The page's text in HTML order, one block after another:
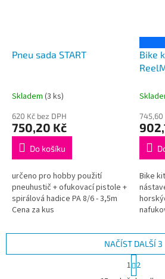
Pneu sada START
Skladem (3 ks)
620 Kč bez DPH
750,20 Kč
Do košíku
určeno pro hobby použití
pneuhustič + ofukovací pistole +
spirálová hadice PA 8/6 - 3,5m
Cena za kus
Bike
745,60
Bike
O
NAČÍST DALŠÍ 3
t
1 2